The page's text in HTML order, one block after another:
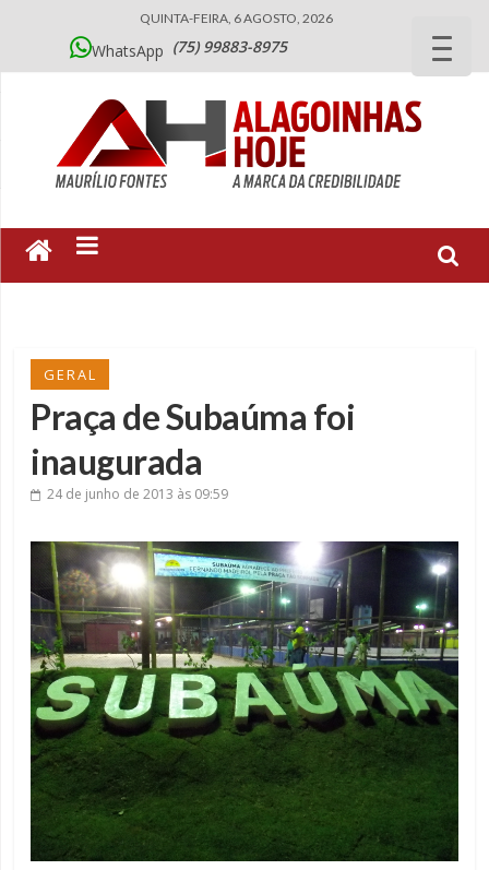
QUINTA-FEIRA, 6 AGOSTO, 2026
WhatsApp (75) 99883-8975
GERAL
Praça de Subaúma foi
inaugurada
24 de junho de 2013 às 09:59